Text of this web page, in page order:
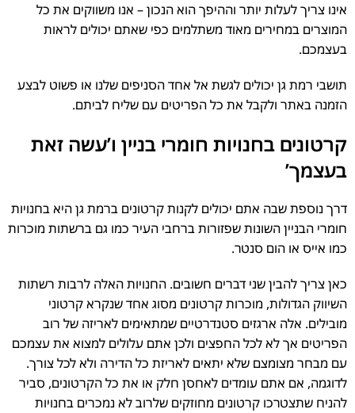
אינו צריך לעלות יותר וההיפך הוא הנכון – אנו משווקים את כל
המוצרים במחירים מאוד משתלמים כפי שאתם יכולים לראות
בעצמכם.
תושבי רמת גן יכולים לגשת אל אחד הסניפים שלנו או פשוט לבצע
הזמנה באתר ולקבל את כל הפריטים עם שליח לביתם.
קרטונים בחנויות חומרי בניין ו’עשה זאת
בעצמך’
דרך נוספת שבה אתם יכולים לקנות קרטונים ברמת גן היא בחנויות
חומרי הבניין השונות שפזורות ברחבי העיר כמו גם ברשתות מוכרות
כמו אייס או הום סנטר.
כאן צריך להבין שני דברים חשובים. החנויות האלה לרבות רשתות
השיווק הגדולות, מוכרות קרטונים מסוג אחד שנקרא קרטוני
מובילים. אלה ארגזים סטנדרטיים שמתאימים לאריזה של רוב
הפריטים אך לא לכל החפצים ולכן אתם עלולים למצוא את עצמכם
עם מבחר מצומצם שלא יתאים לאריזת כל הדירה ולא לכל צורך.
לדוגמה, אם אתם עומדים לאחסן חלק או את כל הקרטונים, סביר
להניח שתצטרכו קרטונים מחוזקים שלרוב לא נמכרים בחנויות